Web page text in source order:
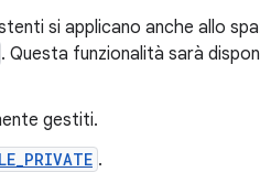
si applicano anche allo
. Questa funzionalità sarà
gestiti.
.